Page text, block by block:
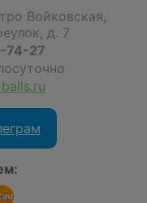
Войковская,
д. 7
74-27